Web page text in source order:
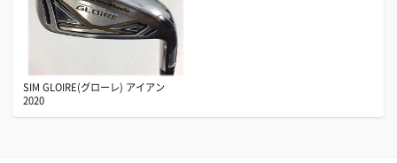
SIM GLOIRE(グローレ) アイアン
2020